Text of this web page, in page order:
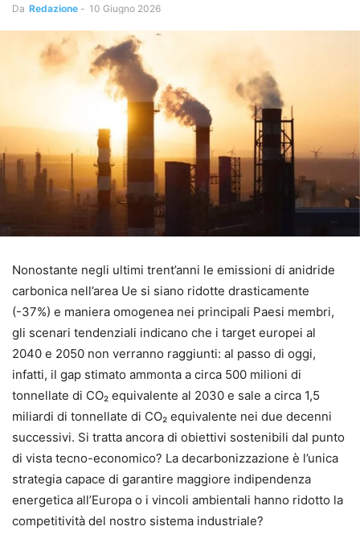
Da Redazione - 10 Giugno 2026
Nonostante negli ultimi trent’anni le emissioni di anidride
carbonica nell’area Ue si siano ridotte drasticamente
(-37%) e maniera omogenea nei principali Paesi membri,
gli scenari tendenziali indicano che i target europei al
2040 e 2050 non verranno raggiunti: al passo di oggi,
infatti, il gap stimato ammonta a circa 500 milioni di
tonnellate di CO₂ equivalente al 2030 e sale a circa 1,5
miliardi di tonnellate di CO₂ equivalente nei due decenni
successivi. Si tratta ancora di obiettivi sostenibili dal punto
di vista tecno-economico? La decarbonizzazione è l’unica
strategia capace di garantire maggiore indipendenza
energetica all’Europa o i vincoli ambientali hanno ridotto la
competitività del nostro sistema industriale?